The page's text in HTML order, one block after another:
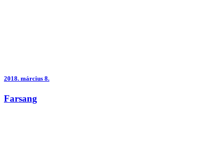
2018. március 8.
Farsang